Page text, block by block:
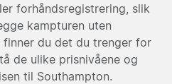
forhåndsregistrering, slik
kampturen uten
finner du det du trenger for
de ulike prisnivåene og
til Southampton.